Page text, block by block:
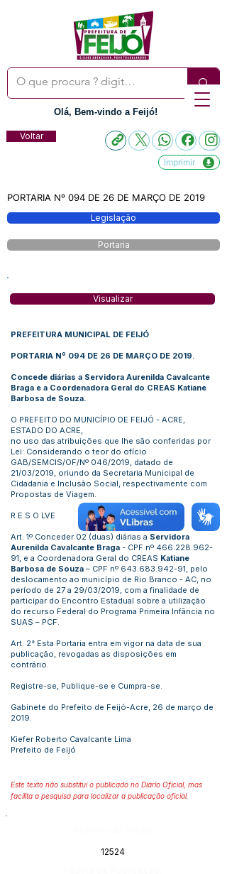
Olá, Bem-vindo a Feijó!
Voltar
Imprimir
PORTARIA Nº 094 DE 26 DE MARÇO DE 2019
Legislação
Portaria
Visualizar
PREFEITURA MUNICIPAL DE FEIJÓ
PORTARIA Nº 094 DE 26 DE MARÇO DE 2019.
Concede diárias a Servidora Aurenilda Cavalcante
Braga e a Coordenadora Geral do CREAS Katiane
Barbosa de Souza.
O PREFEITO DO MUNICÍPIO DE FEIJÓ - ACRE,
ESTADO DO ACRE,
no uso das atribuições que lhe são conferidas por
Lei: Considerando o teor do ofício
GAB/SEMCIS/OF/Nº 046/2019, datado de
21/03/2019, oriundo da Secretaria Municipal de
Cidadania e Inclusão Social, respectivamente com
Propostas de Viagem.
R E S O LVE
Art. 1º Conceder 02 (duas) diárias a Servidora
Aurenilda Cavalcante Braga - CPF nº 466.228.962-
91, e a Coordenadora Geral do CREAS Katiane
Barbosa de Souza – CPF nº 643.683.942-91, pelo
deslocamento ao município de Rio Branco - AC, no
período de 27 a 29/03/2019, com a finalidade de
participar do Encontro Estadual sobre a utilização
do recurso Federal do Programa Primeira Infância no
SUAS – PCF.
Art. 2° Esta Portaria entra em vigor na data de sua
publicação, revogadas as disposições em
contrário.
Registre-se, Publique-se e Cumpra-se.
Gabinete do Prefeito de Feijó-Acre, 26 de março de
2019.
Kiefer Roberto Cavalcante Lima
Prefeito de Feijó
Este texto não substitui o publicado no Diário Oficial, mas
facilita a pesquisa para localizar a publicação oficial.
12524